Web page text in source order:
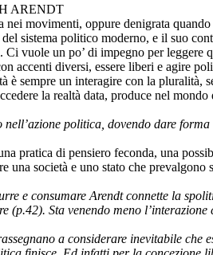
ARENDT
nei movimenti, oppure denigrata
sistema politico moderno, e il suo
vuole un po’ di impegno per leggere
accenti diversi, essere liberi e agire
è sempre un interagire con la
la realtà data, produce nel
nell’azione politica, dovendo dare
pratica di pensiero feconda, una
una società e uno stato che
e consumare Arendt connette la
(p.42). Sta venendo meno l’interazione
a considerare inevitabile che